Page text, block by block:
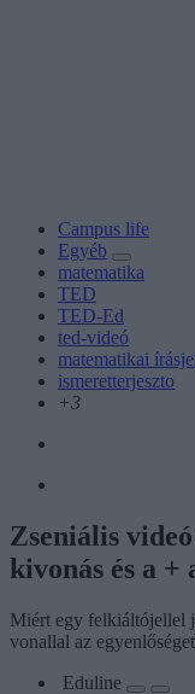
Campus life
Egyéb
matematika
TED
TED-Ed
ted-videó
matematikai
ismeretterjeszto
+3
Zseniális
kivonás és a +
Miért egy felkiáltójellel
vonallal az
Eduline